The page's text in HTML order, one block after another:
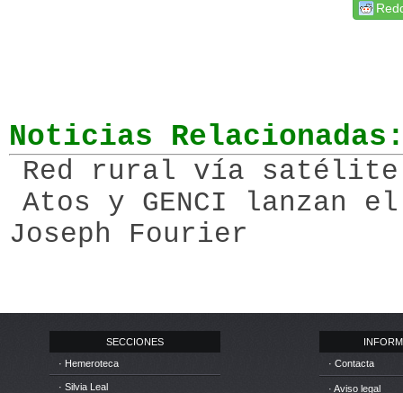
Noticias
Red rural vía satélite
Atos y GENCI lanzan
Joseph Fourier
SECCIONES
· Hemeroteca
· Silvia Leal
· Contacta
· Aviso legal